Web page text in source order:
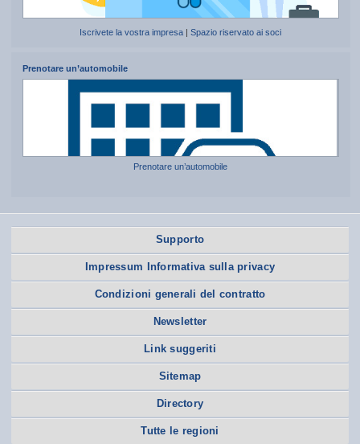
Iscrivete la vostra impresa |Spazio riservato ai soci
Prenotare un’automobile
Prenotare un’automobile
Supporto
Impressum Informativa sulla privacy
Condizioni generali del contratto
Newsletter
Link suggeriti
Sitemap
Directory
Tutte le regioni